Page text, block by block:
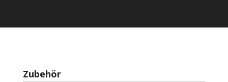
Produktgalerie überspringen
Zubehör